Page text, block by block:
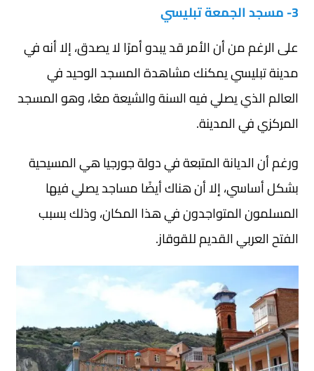
3- مسجد الجمعة تبليسي
على الرغم من أن الأمر قد يبدو أمرًا لا يصدق، إلا أنه في
مدينة تبليسي يمكنك مشاهدة المسجد الوحيد في
العالم الذي يصلي فيه السنة والشيعة معًا، وهو المسجد
المركزي في المدينة.
ورغم أن الديانة المتبعة في دولة جورجيا هي المسيحية
بشكل أساسي، إلا أن هناك أيضًا مساجد يصلي فيها
المسلمون المتواجدون في هذا المكان، وذلك بسبب
الفتح العربي القديم للقوقاز.